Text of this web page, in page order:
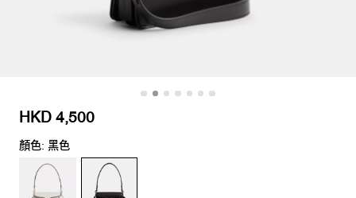
HKD 4,500
顏色: 黑色